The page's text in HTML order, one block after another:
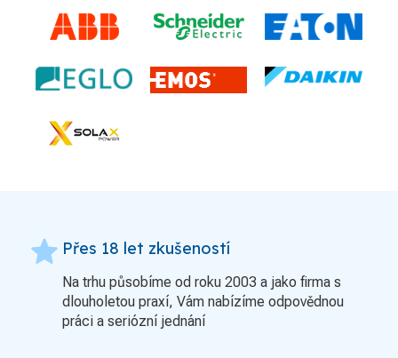
grade Přes 18 let zkušeností
Na trhu působíme od roku 2003 a jako firma s
dlouholetou praxí, Vám nabízíme odpovědnou
práci a seriózní jednání